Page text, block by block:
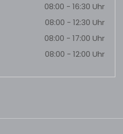
08:00 - 16:30 Uhr
08:00 - 12:30 Uhr
08:00 - 17:00 Uhr
08:00 - 12:00 Uhr